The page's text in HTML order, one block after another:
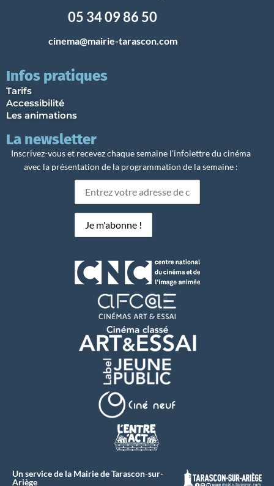
05 34 09 86 50
cinema@mairie-tarascon.com
Infos pratiques
Tarifs
Accessibilité
Les animations
La newsletter
Inscrivez-vous et recevez chaque semaine l’infolettre du cinéma
avec la présentation de la programmation de la semaine :
Un service de la Mairie de Tarascon-sur-
Ariège